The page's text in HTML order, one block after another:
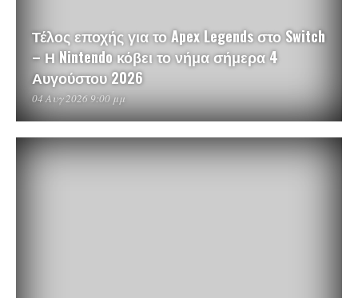
Τέλος εποχής για το Apex Legends στο Switch
– Η Nintendo κόβει το νήμα σήμερα 4
Αυγούστου 2026
04 Αυγ 2026 9:00 μμ